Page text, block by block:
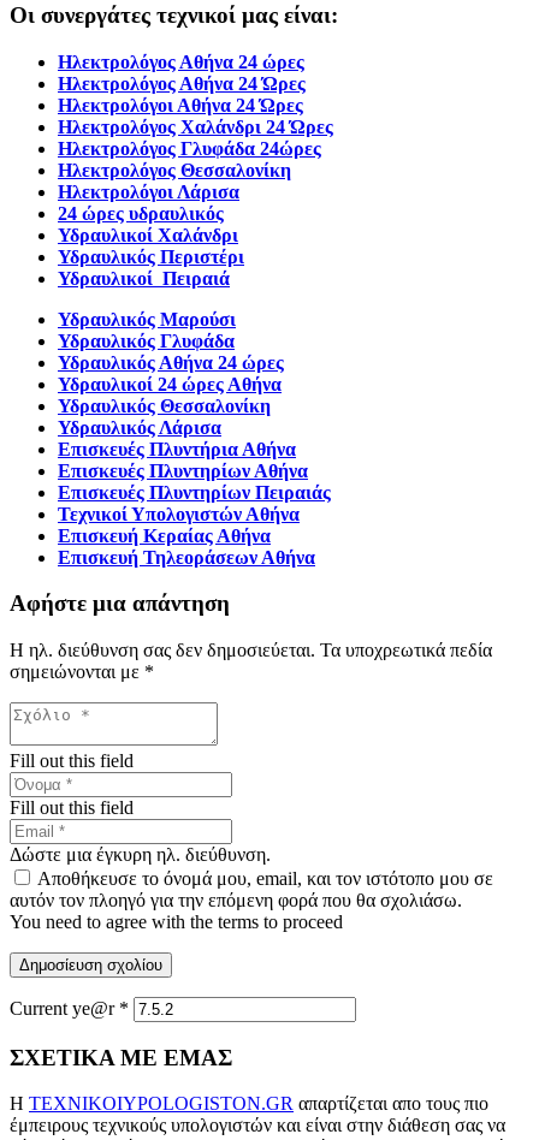
Οι συνεργάτες τεχνικοί μας είναι:
Ηλεκτρολόγος Αθήνα 24 ώρες
Ηλεκτρολόγος Αθήνα 24 Ώρες
Ηλεκτρολόγοι Αθήνα 24 Ώρες
Ηλεκτρολόγος Χαλάνδρι 24 Ώρες
Ηλεκτρολόγος Γλυφάδα 24ώρες
Ηλεκτρολόγος Θεσσαλονίκη
Ηλεκτρολόγοι Λάρισα
24 ώρες υδραυλικός
Υδραυλικοί Χαλάνδρι
Υδραυλικός Περιστέρι
Υδραυλικοί Πειραιά
Υδραυλικός Μαρούσι
Υδραυλικός Γλυφάδα
Υδραυλικός Αθήνα 24 ώρες
Υδραυλικοί 24 ώρες Αθήνα
Υδραυλικός Θεσσαλονίκη
Υδραυλικός Λάρισα
Επισκευές Πλυντήρια Αθήνα
Επισκευές Πλυντηρίων Αθήνα
Επισκευές Πλυντηρίων Πειραιάς
Τεχνικοί Υπολογιστών Αθήνα
Επισκευή Κεραίας Αθήνα
Επισκευή Τηλεοράσεων Αθήνα
Αφήστε μια απάντηση
Η ηλ. διεύθυνση σας δεν δημοσιεύεται. Τα υποχρεωτικά πεδία
σημειώνονται με *
Fill out this field
Fill out this field
Δώστε μια έγκυρη ηλ. διεύθυνση.
Αποθήκευσε το όνομά μου, email, και τον ιστότοπο μου σε
αυτόν τον πλοηγό για την επόμενη φορά που θα σχολιάσω.
You need to agree with the terms to proceed
Δημοσίευση σχολίου
Current ye@r *
ΣΧΕΤΙΚΑ ΜΕ ΕΜΑΣ
Η TEXNIKOIYPOLOGISTON.GR απαρτίζεται απο τους πιο
έμπειρους τεχνικούς υπολογιστών και είναι στην διάθεση σας να